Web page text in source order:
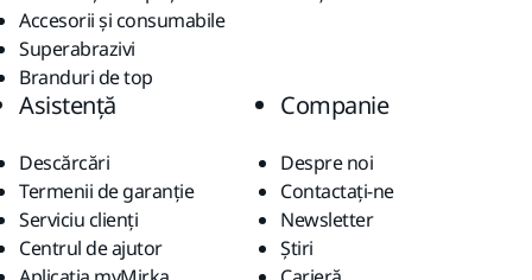
Accesorii și consumabile
Superabrazivi
Branduri de top
Asistență
Descărcări
Termenii de garanție
Serviciu clienți
Centrul de ajutor
Companie
Despre noi
Contactaţi-ne
Newsletter
Știri